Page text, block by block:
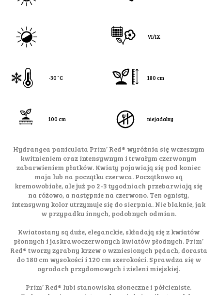
VI/IX
-30˚C 180 cm
100 cm niejadalny
Hydrangea paniculata Prim’ Red® wyróżnia się wczesnym
kwitnieniem oraz intensywnym i trwałym czerwonym
zabarwieniem płatków. Kwiaty pojawiają się pod koniec
maja lub na początku czerwca. Początkowo są
kremowobiałe, ale już po 2-3 tygodniach przebarwiają się
na różowo, a następnie na czerwono. Ten ognisty,
intensywny kolor utrzymuje się do sierpnia. Nie blaknie, jak
w przypadku innych, podobnych odmian.
Kwiatostany są duże, eleganckie, składają się z kwiatów
płonnych i jaskrawoczerwonych kwiatów płodnych. Prim’
Red® tworzy zgrabny krzew o wzniesionych pędach, dorasta
do 180 cm wysokości i 120 cm szerokości. Sprawdza się w
ogrodach przydomowych i zieleni miejskiej.
Prim’ Red® lubi stanowiska słoneczne i półcieniste.